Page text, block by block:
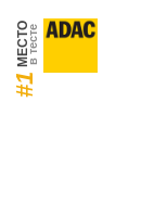
#1
МЕСТОв тесте